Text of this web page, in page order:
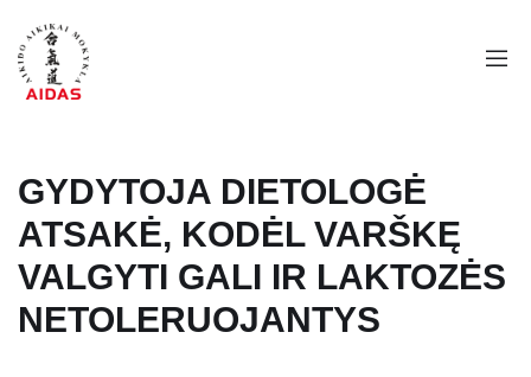
GYDYTOJA DIETOLOGĖ
ATSAKĖ, KODĖL VARŠKĘ
VALGYTI GALI IR LAKTOZĖS
NETOLERUOJANTYS